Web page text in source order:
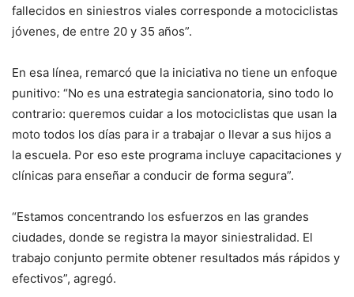
fallecidos en siniestros viales corresponde a motociclistas
jóvenes, de entre 20 y 35 años”.
En esa línea, remarcó que la iniciativa no tiene un enfoque
punitivo: “No es una estrategia sancionatoria, sino todo lo
contrario: queremos cuidar a los motociclistas que usan la
moto todos los días para ir a trabajar o llevar a sus hijos a
la escuela. Por eso este programa incluye capacitaciones y
clínicas para enseñar a conducir de forma segura”.
“Estamos concentrando los esfuerzos en las grandes
ciudades, donde se registra la mayor siniestralidad. El
trabajo conjunto permite obtener resultados más rápidos y
efectivos”, agregó.